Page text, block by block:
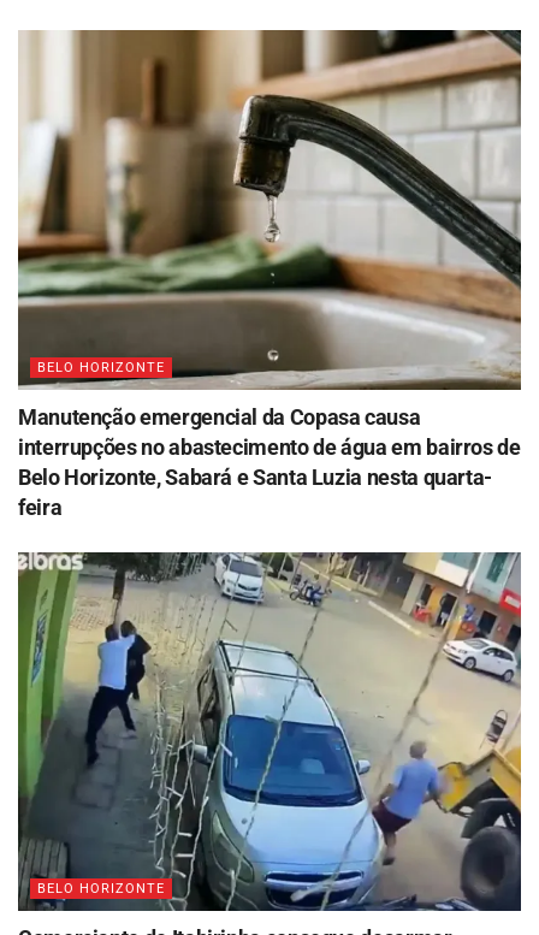
BELO HORIZONTE
Manutenção emergencial da Copasa causa
interrupções no abastecimento de água em bairros de
Belo Horizonte, Sabará e Santa Luzia nesta quarta-
feira
BELO HORIZONTE